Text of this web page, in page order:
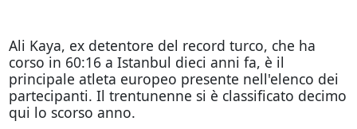
Ali Kaya, ex detentore del record turco, che ha
corso in 60:16 a Istanbul dieci anni fa, è il
principale atleta europeo presente nell'elenco dei
partecipanti. Il trentunenne si è classificato decimo
qui lo scorso anno.